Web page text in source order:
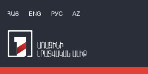
ՀԱՅ ENG РУС AZ